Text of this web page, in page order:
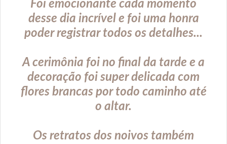
Foi emocionante cada momento
desse dia incrível e foi uma honra
poder registrar todos os detalhes...
A cerimônia foi no final da tarde e a
decoração foi super delicada com
flores brancas por todo caminho até
o altar.
Os retratos dos noivos também